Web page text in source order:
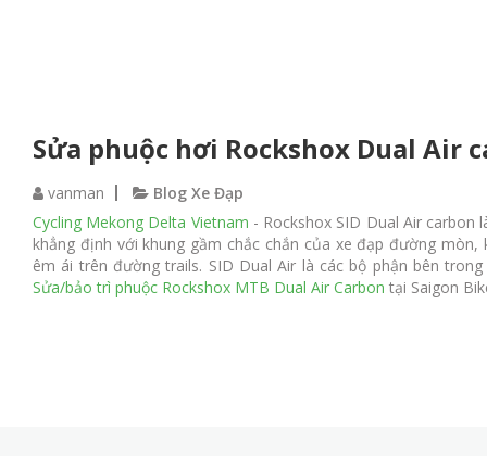
Sửa phuộc hơi Rockshox Dual Air
vanman
Blog Xe Đạp
Cycling Mekong Delta Vietnam - Rockshox SID Dual Air
khẳng định với khung gầm chắc chắn của xe đạp đường
êm ái trên đường trails. SID Dual Air là các bộ phận bên
Sửa/bảo trì phuộc Rockshox MTB Dual Air Carbon tại Saigon